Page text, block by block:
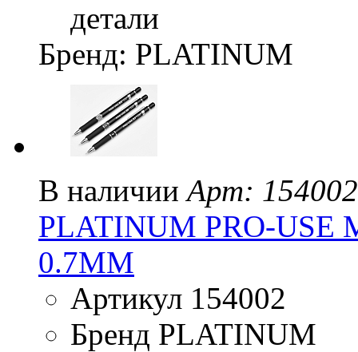
детали
Бренд: PLATINUM
В наличии Арт: 154002
PLATINUM PRO-USE
0.7ММ
Артикул 154002
Бренд PLATINUM